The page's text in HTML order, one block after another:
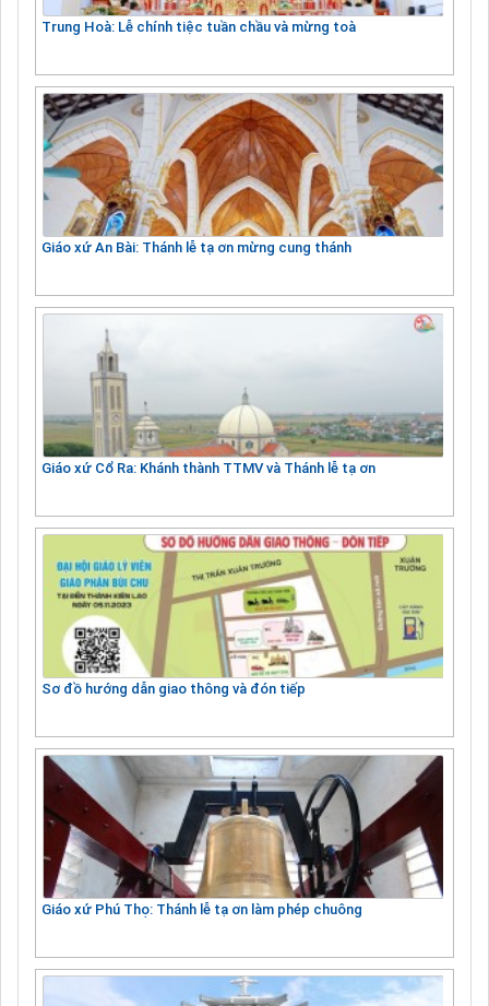
Trung Hoà: Lễ chính tiệc tuần chầu và mừng toà
Giáo xứ An Bài: Thánh lễ tạ ơn mừng cung thánh
Giáo xứ Cổ Ra: Khánh thành TTMV và Thánh lễ tạ ơn
Sơ đồ hướng dẫn giao thông và đón tiếp
Giáo xứ Phú Thọ: Thánh lễ tạ ơn làm phép chuông